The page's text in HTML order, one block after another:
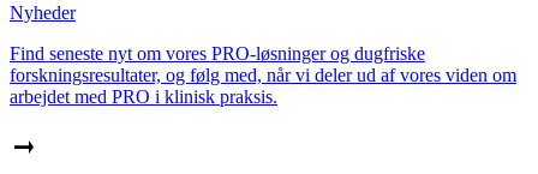
Nyheder
Find seneste nyt om vores PRO-løsninger og dugfriske
forskningsresultater, og følg med, når vi deler ud af vores viden om
arbejdet med PRO i klinisk praksis.